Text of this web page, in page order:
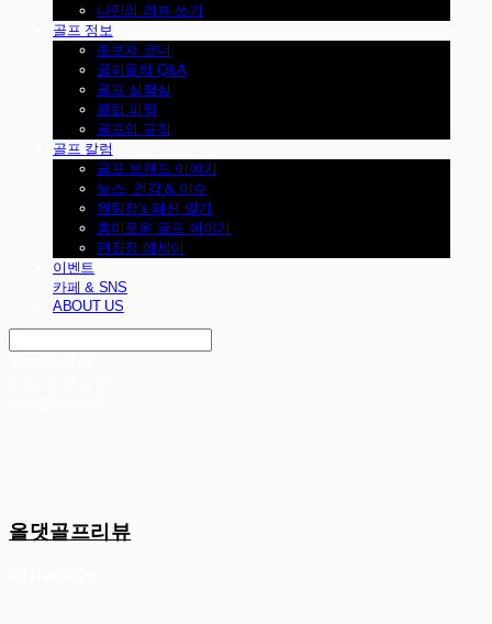
나만의 리뷰 쓰기
골프 정보
초보자 코너
골퍼들의 Q&A
골프 실험실
클럽 피팅
골프의 규칙
골프 칼럼
골프 브랜드 이야기
뉴스, 건강 & 이슈
원팀장's 패션 일기
흥미로운 골프 이야기
편집장 에세이
이벤트
카페 & SNS
ABOUT US
올댓골프리뷰